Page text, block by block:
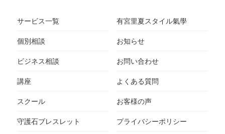
サービス一覧
個別相談
ビジネス相談
講座
スクール
守護石ブレスレット
有宮里夏スタイル氣學
お知らせ
お問い合わせ
よくある質問
お客様の声
プライバシーポリシー